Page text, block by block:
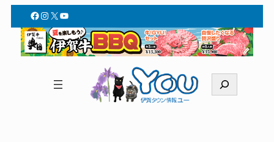
Facebook
Instagram
X YouTube
索